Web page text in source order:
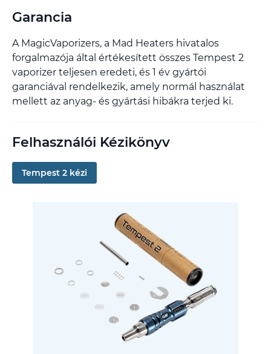
Garancia
A MagicVaporizers, a Mad Heaters hivatalos
forgalmazója által értékesített összes Tempest 2
vaporizer teljesen eredeti, és 1 év gyártói
garanciával rendelkezik, amely normál használat
mellett az anyag- és gyártási hibákra terjed ki.
Felhasználói Kézikönyv
Tempest 2 kézi